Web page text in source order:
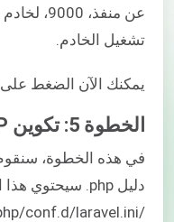
تشغيل الخادم.
يمكنك الآن الضغط على Ctrl + O لحفظ الملف. ثم اضغط على Ctrl + X للخروج من المحرر.
الخطوة 5: تكوين PHP
/usr/local/etc/php/conf.d/laravel.ini في الحاوية في